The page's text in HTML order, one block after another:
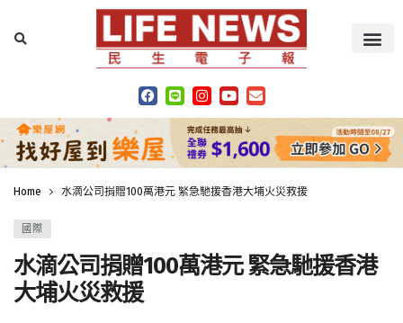
Home 水滴公司捐贈100萬港元 緊急馳援香港大埔火災救援
國際
水滴公司捐贈100萬港元 緊急馳援香港
大埔火災救援